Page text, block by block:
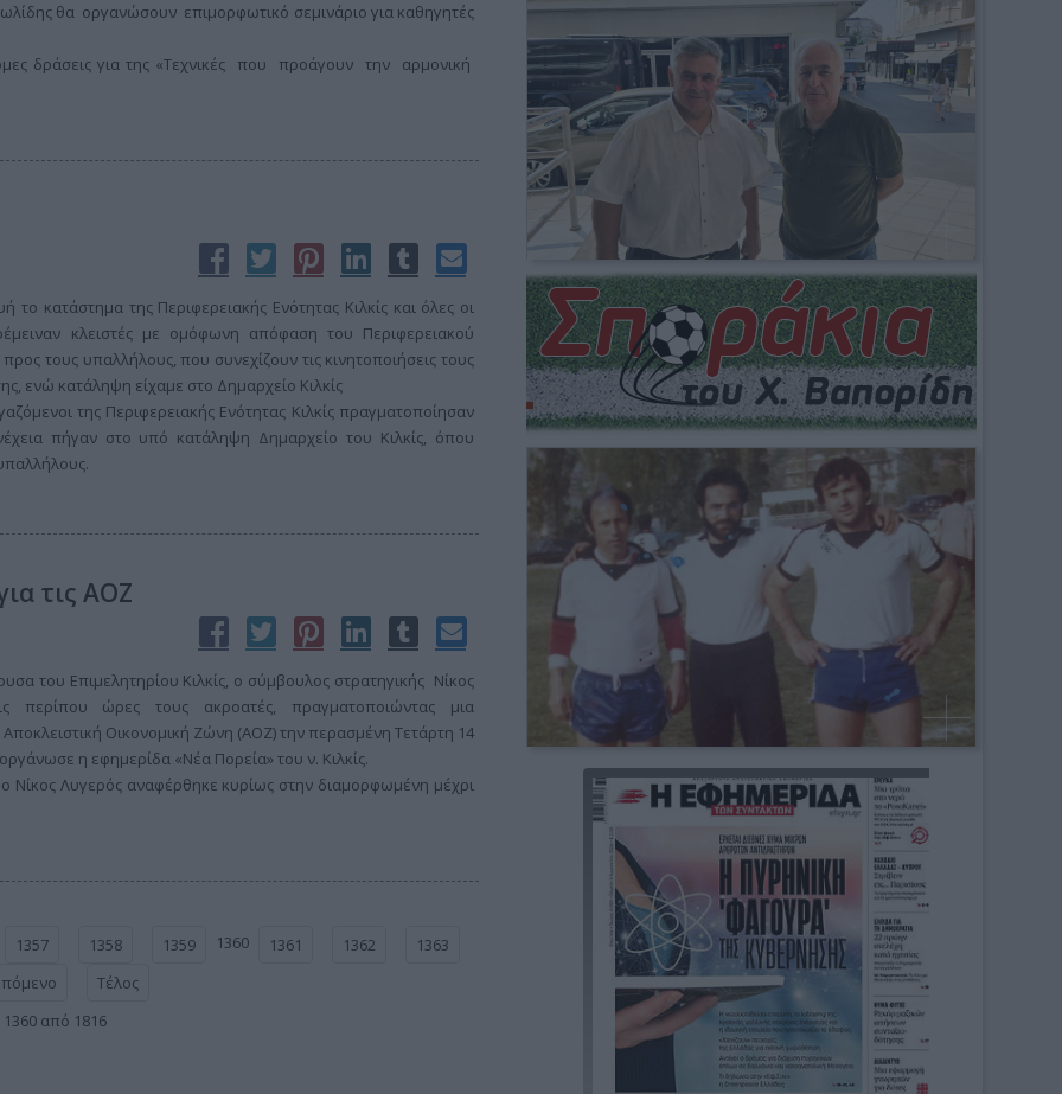
θα οργανώσουν επιμορφωτικό σεμινάριο για καθηγητές
δράσεις για της «Τεχνικές που προάγουν την αρμονική
κατάστημα της Περιφερειακής Ενότητας Κιλκίς και όλες οι
κλειστές με ομόφωνη απόφαση του Περιφερειακού
τους υπαλλήλους, που συνεχίζουν τις κινητοποιήσεις τους
ενώ κατάληψη είχαμε στο Δημαρχείο Κιλκίς
της Περιφερειακής Ενότητας Κιλκίς πραγματοποίησαν
πήγαν στο υπό κατάληψη Δημαρχείο του Κιλκίς, όπου
τις ΑΟΖ
του Επιμελητηρίου Κιλκίς, ο σύμβουλος στρατηγικής Νίκος
περίπου ώρες τους ακροατές, πραγματοποιώντας μια
Οικονομική Ζώνη (ΑΟΖ) την περασμένη Τετάρτη 14
η εφημερίδα «Νέα Πορεία» του ν. Κιλκίς.
Νίκος Λυγερός αναφέρθηκε κυρίως στην διαμορφωμένη μέχρι
1357 1358 1359 1360 1361 1362
1363
Τέλος
1360 από 1816